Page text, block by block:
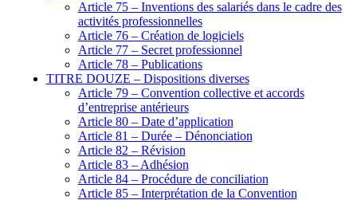
Article 75 – Inventions des salariés dans le cadre des
activités professionnelles
Article 76 – Création de logiciels
Article 77 – Secret professionnel
Article 78 – Publications
TITRE DOUZE – Dispositions diverses
Article 79 – Convention collective et accords
d’entreprise antérieurs
Article 80 – Date d’application
Article 81 – Durée – Dénonciation
Article 82 – Révision
Article 83 – Adhésion
Article 84 – Procédure de conciliation
Article 85 – Interprétation de la Convention